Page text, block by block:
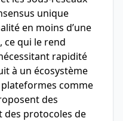
unique
en moins d’une
ce qui le rend
rapidité
à un écosystème
plateformes comme
des
des protocoles de